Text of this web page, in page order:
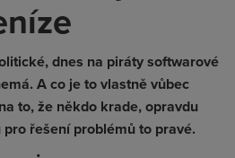
dnes na piráty softwarové
A co je to vlastně vůbec
to, že někdo krade, opravdu
řešení problémů to pravé.